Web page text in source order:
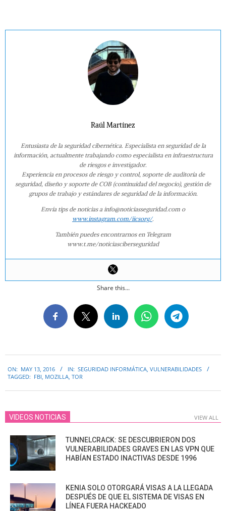
Raúl Martínez
Entusiasta de la seguridad cibernética. Especialista en seguridad de la
información, actualmente trabajando como especialista en infraestructura
de riesgos e investigador.
Experiencia en procesos de riesgo y control, soporte de auditoría de
seguridad, diseño y soporte de COB (continuidad del negocio), gestión de
grupos de trabajo y estándares de seguridad de la información.
Envía tips de noticias a info@noticiasseguridad.com o
www.instagram.com/iicsorg/.
También puedes encontrarnos en Telegram
www.t.me/noticiasciberseguridad
Share this...
05-
ON: MAY 13, 2016 IN: SEGURIDAD INFORMÁTICA, VULNERABILIDADES
TAGGED: FBI, MOZILLA, TOR
VIDEOS NOTICIAS VIEW ALL
TUNNELCRACK: SE DESCUBRIERON DOS
VULNERABILIDADES GRAVES EN LAS VPN QUE
HABÍAN ESTADO INACTIVAS DESDE 1996
KENIA SOLO OTORGARÁ VISAS A LA LLEGADA
DESPUÉS DE QUE EL SISTEMA DE VISAS EN
LÍNEA FUERA HACKEADO